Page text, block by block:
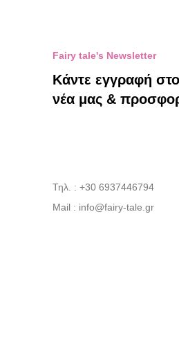
Fairy tale's Newsletter
Κάντε εγγραφή
νέα μας &
Τηλ. : +30 6937446794
Mail : info@fairy-tale.gr